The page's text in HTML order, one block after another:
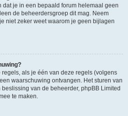
je in een bepaald forum helemaal geen
de beheerdersgroep dit mag. Neem
niet zeker weet waarom je geen bijlagen
als je één van deze regels (volgens
waarschuwing ontvangen. Het sturen van
van de beheerder, phpBB Limited
te maken.